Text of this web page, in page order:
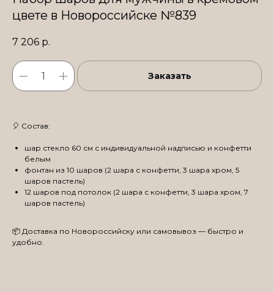
цвете в Новороссийске №839
7 206 р.
Заказать
🎈 Состав:
шар стекло 60 см с индивидуальной надписью и конфетти
белым
фонтан из 10 шаров (2 шара с конфетти, 3 шара хром, 5
шаров пастель)
12 шаров под потолок (2 шара с конфетти, 3 шара хром, 7
шаров пастель)
📦 Доставка по Новороссийску или самовывоз — быстро и
удобно.